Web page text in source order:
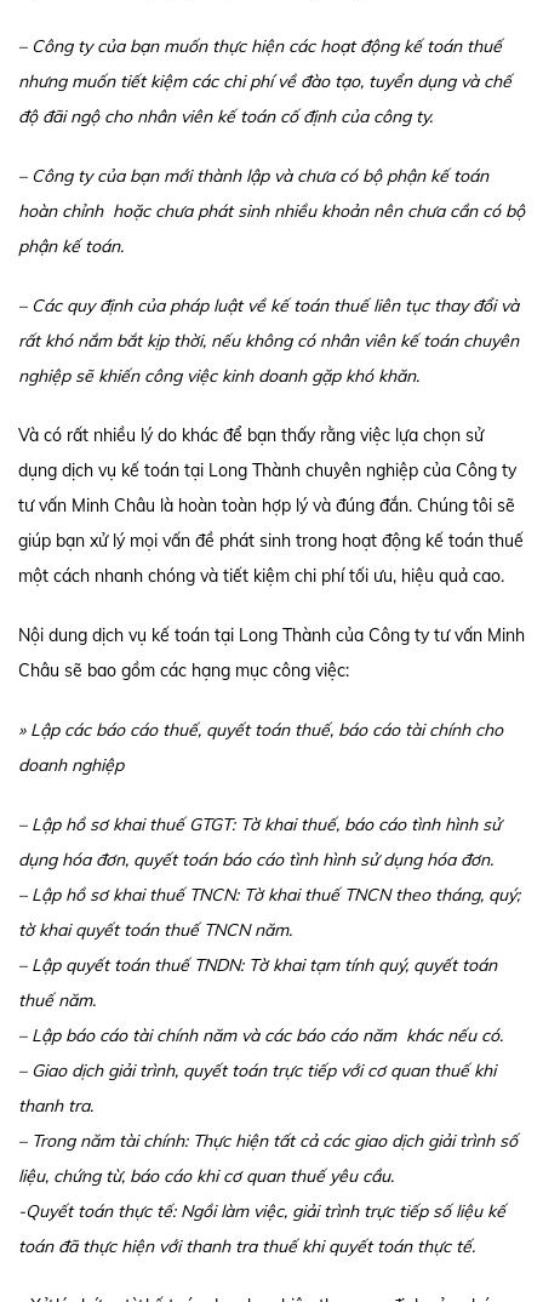
– Công ty của bạn muốn thực hiện các hoạt động kế toán thuế
nhưng muốn tiết kiệm các chi phí về đào tạo, tuyển dụng và chế
độ đãi ngộ cho nhân viên kế toán cố định của công ty.
– Công ty của bạn mới thành lập và chưa có bộ phận kế toán
hoàn chỉnh hoặc chưa phát sinh nhiều khoản nên chưa cần có bộ
phận kế toán.
– Các quy định của pháp luật về kế toán thuế liên tục thay đổi và
rất khó nắm bắt kịp thời, nếu không có nhân viên kế toán chuyên
nghiệp sẽ khiến công việc kinh doanh gặp khó khăn.
Và có rất nhiều lý do khác để bạn thấy rằng việc lựa chọn sử
dụng dịch vụ kế toán tại Long Thành chuyên nghiệp của Công ty
tư vấn Minh Châu là hoàn toàn hợp lý và đúng đắn. Chúng tôi sẽ
giúp bạn xử lý mọi vấn đề phát sinh trong hoạt động kế toán thuế
một cách nhanh chóng và tiết kiệm chi phí tối ưu, hiệu quả cao.
Nội dung dịch vụ kế toán tại Long Thành của Công ty tư vấn Minh
Châu sẽ bao gồm các hạng mục công việc:
» Lập các báo cáo thuế, quyết toán thuế, báo cáo tài chính cho
doanh nghiệp
– Lập hồ sơ khai thuế GTGT: Tờ khai thuế, báo cáo tình hình sử
dụng hóa đơn, quyết toán báo cáo tình hình sử dụng hóa đơn.
– Lập hồ sơ khai thuế TNCN: Tờ khai thuế TNCN theo tháng, quý;
tờ khai quyết toán thuế TNCN năm.
– Lập quyết toán thuế TNDN: Tờ khai tạm tính quý, quyết toán
thuế năm.
– Lập báo cáo tài chính năm và các báo cáo năm khác nếu có.
– Giao dịch giải trình, quyết toán trực tiếp với cơ quan thuế khi
thanh tra.
– Trong năm tài chính: Thực hiện tất cả các giao dịch giải trình số
liệu, chứng từ, báo cáo khi cơ quan thuế yêu cầu.
-Quyết toán thực tế: Ngồi làm việc, giải trình trực tiếp số liệu kế
toán đã thực hiện với thanh tra thuế khi quyết toán thực tế.